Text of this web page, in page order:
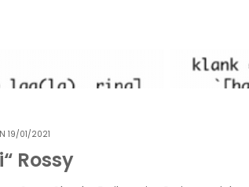
19/01/2021
Rossy